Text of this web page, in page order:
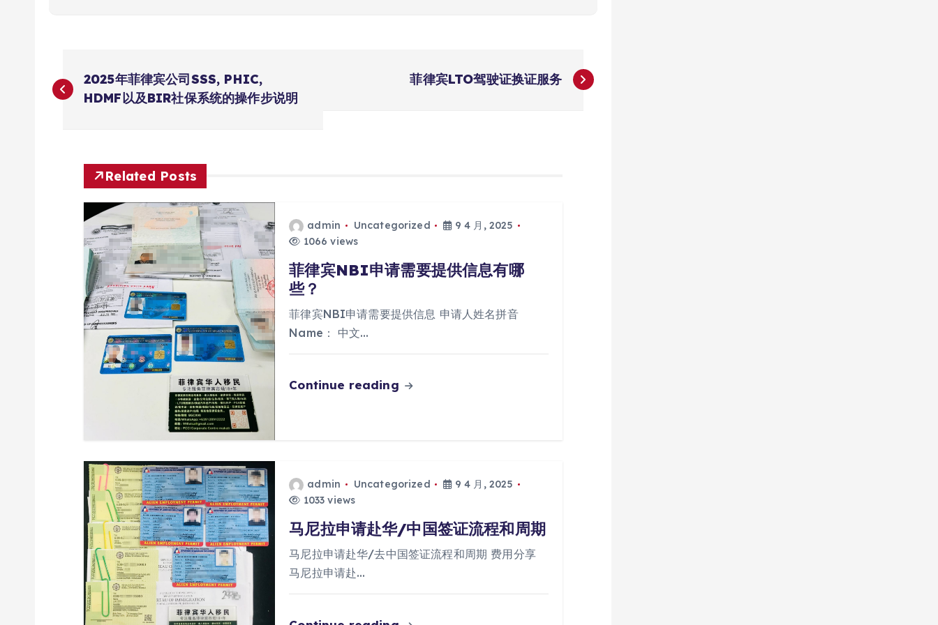
文
章
2025年菲律宾公司SSS, PHIC,
HDMF以及BIR社保系统的操作步说明
菲律宾LTO驾驶证换证服务
Related Posts
admin Uncategorized
9 4 月, 2025
1066 views
菲律宾NBI申请需要提供信息有哪
些？
菲律宾NBI申请需要提供信息 申请人姓名拼音
Name： 中文…
Continue reading
admin Uncategorized
9 4 月, 2025
1033 views
马尼拉申请赴华/中国签证流程和周期
马尼拉申请赴华/去中国签证流程和周期 费用分享
马尼拉申请赴…